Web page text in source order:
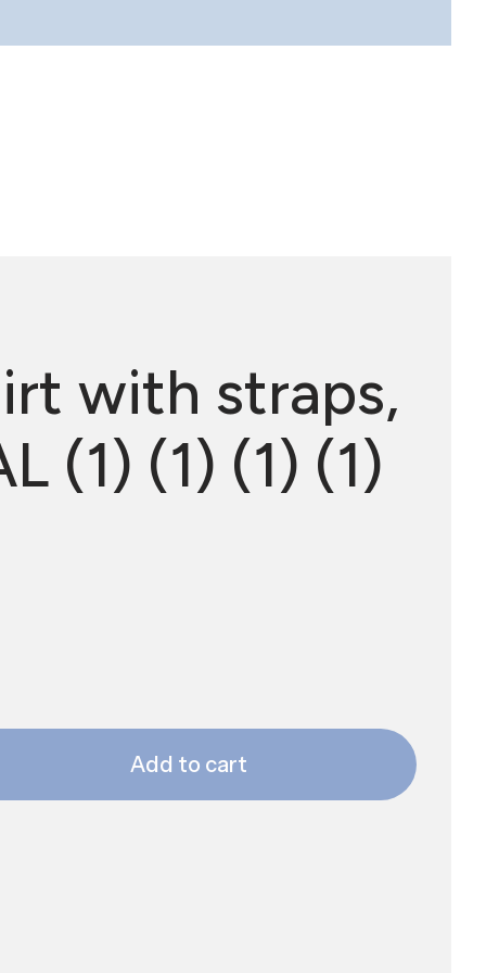
with straps,
(1) (1) (1) (1)
Add to cart